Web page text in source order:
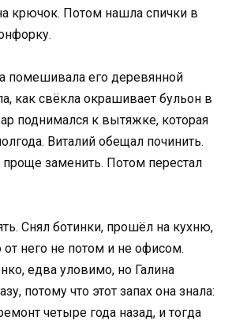
крючок. Потом нашла спички в
помешивала его деревянной
как свёкла окрашивает бульон в
поднимался к вытяжке, которая
Виталий обещал починить.
проще заменить. Потом перестал
Снял ботинки, прошёл на кухню,
от него не потом и не офисом.
едва уловимо, но Галина
потому что этот запах она знала:
четыре года назад, и тогда